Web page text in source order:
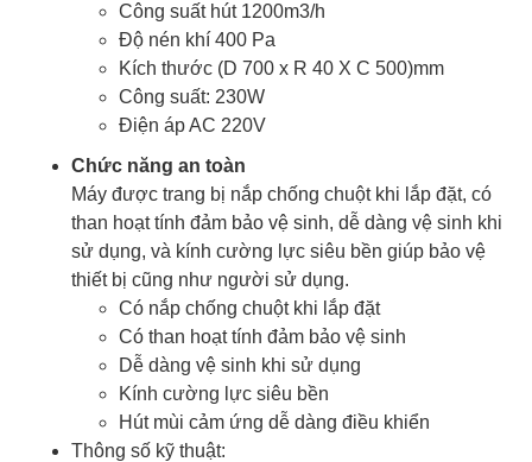
Công suất hút 1200m3/h
Độ nén khí 400 Pa
Kích thước (D 700 x R 40 X C 500)mm
Công suất: 230W
Điện áp AC 220V
Chức năng an toàn
Máy được trang bị nắp chống chuột khi lắp đặt, có
than hoạt tính đảm bảo vệ sinh, dễ dàng vệ sinh khi
sử dụng, và kính cường lực siêu bền giúp bảo vệ
thiết bị cũng như người sử dụng.
Có nắp chống chuột khi lắp đặt
Có than hoạt tính đảm bảo vệ sinh
Dễ dàng vệ sinh khi sử dụng
Kính cường lực siêu bền
Hút mùi cảm ứng dễ dàng điều khiển
Thông số kỹ thuật: